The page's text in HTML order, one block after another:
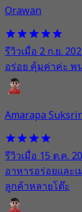
Orawan
รีวิวเมื่อ 2 ก.ย.
อร่อย คุ้มค่าค่ะ พ
Amarapa
รีวิวเมื่อ 15 ต.ค.
อาหารอร่อยและ
ลูกค้าหลายโต๊ะ